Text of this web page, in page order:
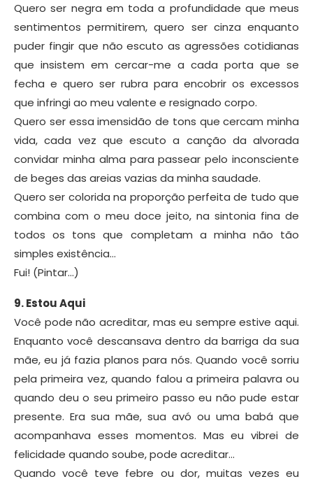
Quero ser negra em toda a profundidade que meus
sentimentos permitirem, quero ser cinza enquanto
puder fingir que não escuto as agressões cotidianas
que insistem em cercar-me a cada porta que se
fecha e quero ser rubra para encobrir os excessos
que infringi ao meu valente e resignado corpo.
Quero ser essa imensidão de tons que cercam minha
vida, cada vez que escuto a canção da alvorada
convidar minha alma para passear pelo inconsciente
de beges das areias vazias da minha saudade.
Quero ser colorida na proporção perfeita de tudo que
combina com o meu doce jeito, na sintonia fina de
todos os tons que completam a minha não tão
simples existência…
Fui! (Pintar…)
9. Estou Aqui
Você pode não acreditar, mas eu sempre estive aqui.
Enquanto você descansava dentro da barriga da sua
mãe, eu já fazia planos para nós. Quando você sorriu
pela primeira vez, quando falou a primeira palavra ou
quando deu o seu primeiro passo eu não pude estar
presente. Era sua mãe, sua avó ou uma babá que
acompanhava esses momentos. Mas eu vibrei de
felicidade quando soube, pode acreditar…
Quando você teve febre ou dor, muitas vezes eu